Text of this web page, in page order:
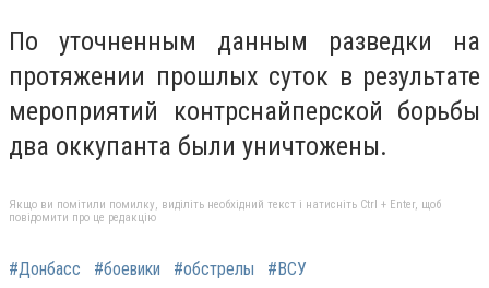
По уточненным данным разведки на
протяжении прошлых суток в результате
мероприятий контрснайперской борьбы
два оккупанта были уничтожены.
Якщо ви помітили помилку, виділіть необхідний текст і натисніть Ctrl + Enter, щоб
повідомити про це редакцію
#Донбасс #боевики #обстрелы #ВСУ